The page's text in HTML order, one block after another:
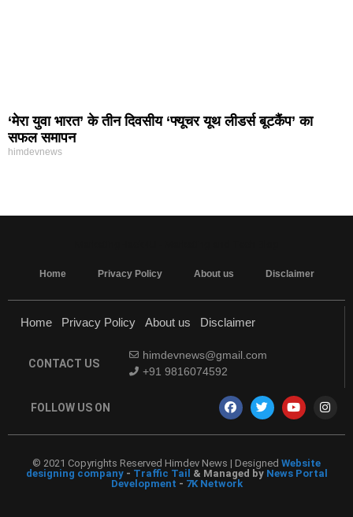
‘मेरा युवा भारत’ के तीन दिवसीय ‘फ्यूचर यूथ लीडर्स बूटकैंप’ का
सफल समापन
himdevnews
Home Privacy Policy About us Disclaimer
Home Privacy Policy About us Disclaimer
CONTACT US
himdevnews@gmail.com
+91 9816074592
FOLLOW US ON
© 2021 Copyrights Reserved Himdev News | Designed Website
designing company- Traffic Tail & Managed by News Portal
Development - 7K Network